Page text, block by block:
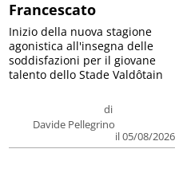
Francescato
di
Davide Pellegrino
il 05/08/2026
Inizio della nuova stagione
agonistica all'insegna delle
soddisfazioni per il giovane
talento dello Stade Valdôtain